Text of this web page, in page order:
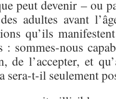
peut devenir – ou
adultes avant
qu’ils
: sommes-nous
de l’accepter, et
sera-t-il seulement